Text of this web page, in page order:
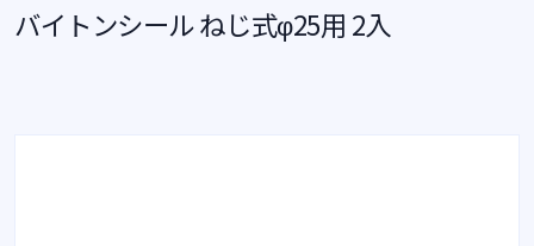
バイトンシール ねじ式φ25用 2入